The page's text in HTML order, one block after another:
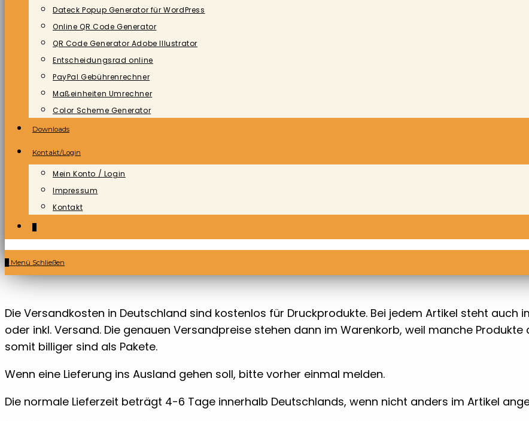
Dateck Popup Generator für WordPress
Online QR Code Generator
QR Code Generator Adobe Illustrator
Entscheidungsrad online
PayPal Gebührenrechner
Maßeinheiten Umrechner
Color Scheme Generator
Downloads
Kontakt/Login
Mein Konto / Login
Impressum
Kontakt
Menü Schließen
Die Versandkosten in Deutschland sind kostenlos für Druckprodukte. Bei jedem Artikel steht auch
oder inkl. Versand. Die genauen Versandpreise stehen dann im Warenkorb, weil manche
somit billiger sind als Pakete.
Wenn eine Lieferung ins Ausland gehen soll, bitte vorher einmal melden.
Die normale Lieferzeit beträgt 4-6 Tage innerhalb Deutschlands, wenn nicht anders im Artikel